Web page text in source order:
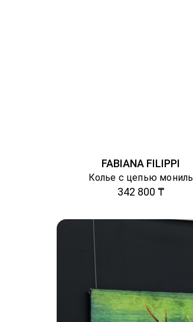
FABIANA FILIPPI
Колье с цепью мониль
342 800 ₸